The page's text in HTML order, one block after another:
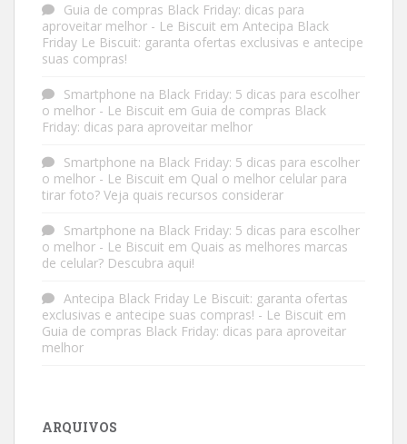
Guia de compras Black Friday: dicas para
aproveitar melhor - Le Biscuit em Antecipa Black
Friday Le Biscuit: garanta ofertas exclusivas e antecipe
suas compras!
Smartphone na Black Friday: 5 dicas para escolher
o melhor - Le Biscuit em Guia de compras Black
Friday: dicas para aproveitar melhor
Smartphone na Black Friday: 5 dicas para escolher
o melhor - Le Biscuit em Qual o melhor celular para
tirar foto? Veja quais recursos considerar
Smartphone na Black Friday: 5 dicas para escolher
o melhor - Le Biscuit em Quais as melhores marcas
de celular? Descubra aqui!
Antecipa Black Friday Le Biscuit: garanta ofertas
exclusivas e antecipe suas compras! - Le Biscuit em
Guia de compras Black Friday: dicas para aproveitar
melhor
ARQUIVOS